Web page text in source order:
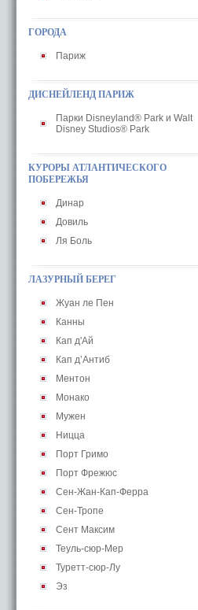
ГОРОДА
Париж
ДИСНЕЙЛЕНД ПАРИЖ
Парки Disneyland® Park и Walt
Disney Studios® Park
КУРОРЫ АТЛАНТИЧЕСКОГО
ПОБЕРЕЖЬЯ
Динар
Довиль
Ля Боль
ЛАЗУРНЫЙ БЕРЕГ
Жуан ле Пен
Канны
Кап д'Ай
Кап д’Антиб
Ментон
Монако
Мужен
Ницца
Порт Гримо
Порт Фрежюс
Сен-Жан-Кап-Ферра
Сен-Тропе
Сент Максим
Теуль-сюр-Мер
Туретт-сюр-Лу
Эз